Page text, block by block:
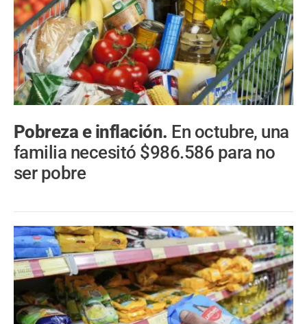
Pobreza e inflación. En octubre, una
familia necesitó $986.586 para no
ser pobre